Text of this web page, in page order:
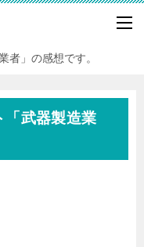
者」の感想です。
「武器製造業